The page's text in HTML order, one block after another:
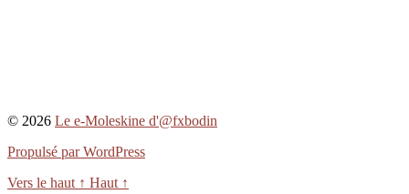
© 2026 Le e-Moleskine d'@fxbodin
Propulsé par WordPress
Vers le haut ↑ Haut ↑